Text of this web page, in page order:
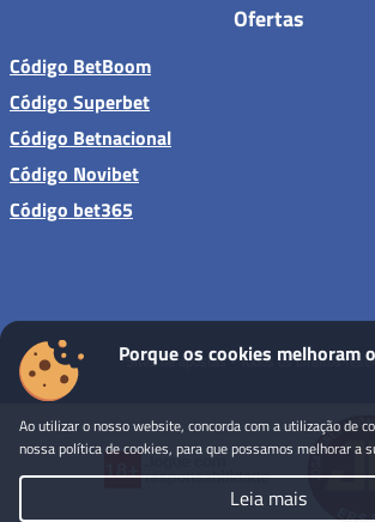
Ofertas
Código BetBoom
Código Superbet
Código Betnacional
Código Novibet
Código bet365
Sites de apostas - Todos os direitos
Porque os cookies melhoram
Ao utilizar o nosso website, concorda com a utilização de
nossa política de cookies, para que possamos melhorar a
Leia mais